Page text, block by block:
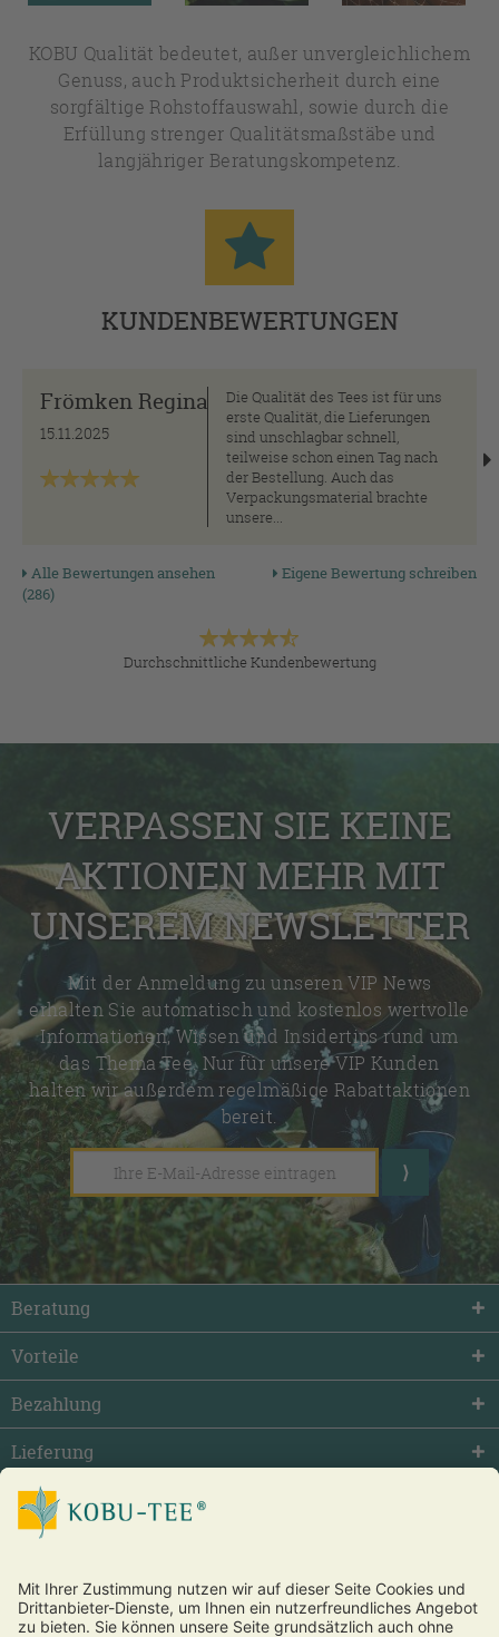
KOBU Qualität bedeutet, außer unvergleichlichem
Genuss, auch Produktsicherheit durch eine
sorgfältige Rohstoffauswahl, sowie durch die
Erfüllung strenger Qualitätsmaßstäbe und
langjähriger Beratungskompetenz.
KUNDENBEWERTUNGEN
Frömken Regina
15.11.2025
Die Qualität des Tees ist für uns
erste Qualität, die Lieferungen
sind unschlagbar schnell,
teilweise schon einen Tag nach
der Bestellung. Auch das
Verpackungsmaterial brachte
unsere...
Alle Bewertungen ansehen
(286)
Eigene Bewertung schreiben
Durchschnittliche Kundenbewertung
VERPASSEN SIE KEINE
AKTIONEN MEHR MIT
UNSEREM NEWSLETTER
Mit der Anmeldung zu unseren VIP News
erhalten Sie automatisch und kostenlos wertvolle
Informationen, Wissen und Insidertips rund um
das Thema Tee. Nur für unsere VIP Kunden
halten wir außerdem regelmäßige Rabattaktionen
bereit.
Beratung
Vorteile
Bezahlung
Lieferung
facebook twitter youtube